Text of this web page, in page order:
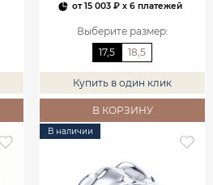
от15 003 ₽ x 6 платежей
Выберите размер:
17,5
18,5
Купить в один клик
В КОРЗИНУ
В наличии